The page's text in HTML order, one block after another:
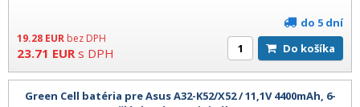
19.28 EUR bez DPH
23.71 EUR s DPH
do 5 dní
Do košíka
Green Cell batéria pre Asus A32-K52/X52 / 11,1V 4400mAh, 6-